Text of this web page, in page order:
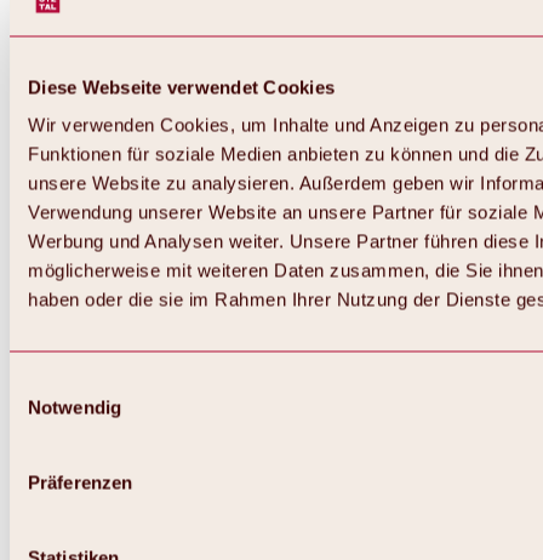
Diese Webseite verwendet Cookies
Wir verwenden Cookies, um Inhalte und Anzeigen zu
Funktionen für soziale Medien anbieten zu können und die
unsere Website zu analysieren. Außerdem geben wir
Verwendung unserer Website an unsere Partner für soziale
Werbung und Analysen weiter. Unsere Partner führen diese
möglicherweise mit weiteren Daten zusammen, die Sie
haben oder die sie im Rahmen Ihrer Nutzung der Dienste
Notwendig
Präferenzen